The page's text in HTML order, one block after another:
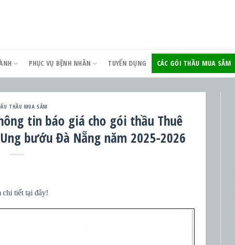
PHỤC VỤ BỆNH NHÂN TUYỂN DỤNG CÁC GÓI THẦU MUA SẮM
THẦU MUA SẮM
tin báo giá cho gói thầu Thuê
bướu Đà Nẵng năm 2025-2026
chi tiết tại đây!